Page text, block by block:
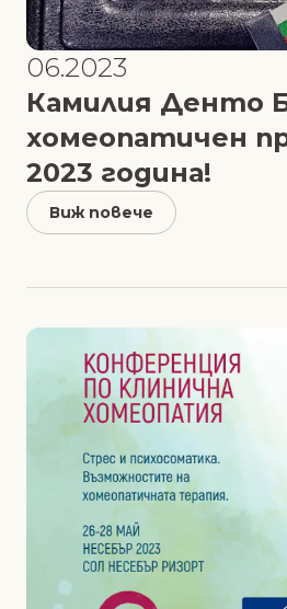
06.2023
Камилия Денто
хомеопатичен
2023 година!
Виж повече